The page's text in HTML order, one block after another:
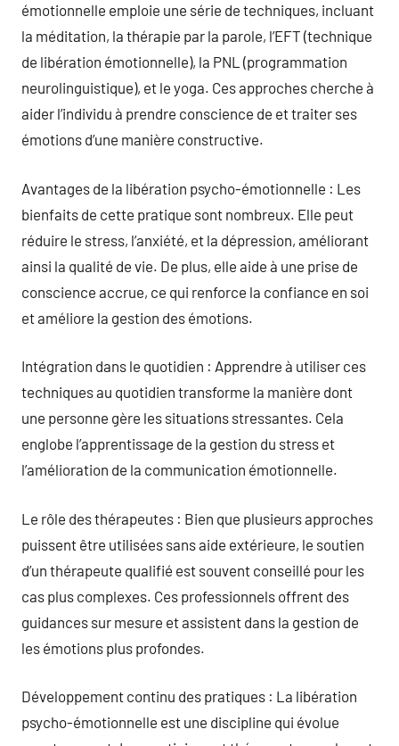
émotionnelle emploie une série de techniques, incluant
la méditation, la thérapie par la parole, l’EFT (technique
de libération émotionnelle), la PNL (programmation
neurolinguistique), et le yoga. Ces approches cherche à
aider l’individu à prendre conscience de et traiter ses
émotions d’une manière constructive.
Avantages de la libération psycho-émotionnelle : Les
bienfaits de cette pratique sont nombreux. Elle peut
réduire le stress, l’anxiété, et la dépression, améliorant
ainsi la qualité de vie. De plus, elle aide à une prise de
conscience accrue, ce qui renforce la confiance en soi
et améliore la gestion des émotions.
Intégration dans le quotidien : Apprendre à utiliser ces
techniques au quotidien transforme la manière dont
une personne gère les situations stressantes. Cela
englobe l’apprentissage de la gestion du stress et
l’amélioration de la communication émotionnelle.
Le rôle des thérapeutes : Bien que plusieurs approches
puissent être utilisées sans aide extérieure, le soutien
d’un thérapeute qualifié est souvent conseillé pour les
cas plus complexes. Ces professionnels offrent des
guidances sur mesure et assistent dans la gestion de
les émotions plus profondes.
Développement continu des pratiques : La libération
psycho-émotionnelle est une discipline qui évolue